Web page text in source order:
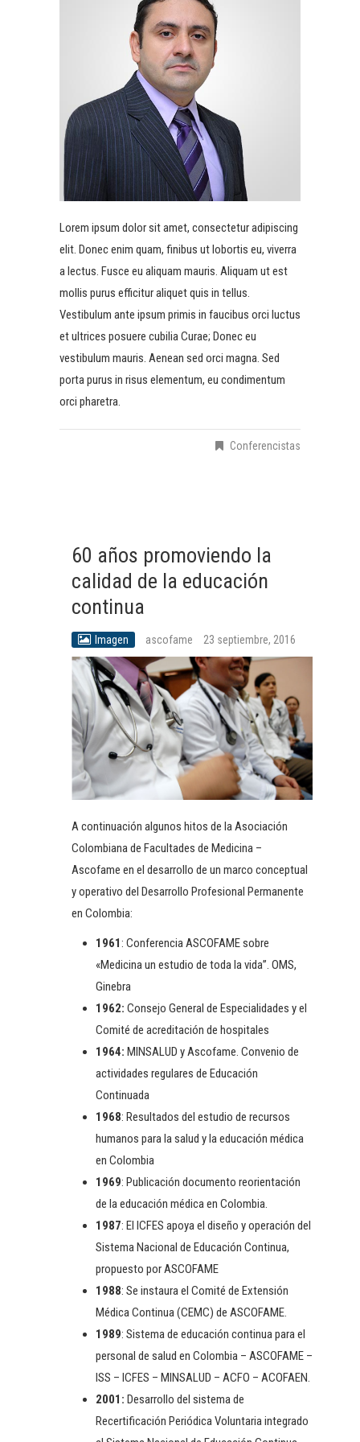
Lorem ipsum dolor sit amet, consectetur adipiscing
elit. Donec enim quam, finibus ut lobortis eu, viverra
a lectus. Fusce eu aliquam mauris. Aliquam ut est
mollis purus efficitur aliquet quis in tellus.
Vestibulum ante ipsum primis in faucibus orci luctus
et ultrices posuere cubilia Curae; Donec eu
vestibulum mauris. Aenean sed orci magna. Sed
porta purus in risus elementum, eu condimentum
orci pharetra.
Conferencistas
60 años promoviendo la
calidad de la educación
continua
Imagen ascofame 23 septiembre, 2016
A continuación algunos hitos de la Asociación
Colombiana de Facultades de Medicina –
Ascofame en el desarrollo de un marco conceptual
y operativo del Desarrollo Profesional Permanente
en Colombia:
1961: Conferencia ASCOFAME sobre
«Medicina un estudio de toda la vida”. OMS,
Ginebra
1962: Consejo General de Especialidades y el
Comité de acreditación de hospitales
1964: MINSALUD y Ascofame. Convenio de
actividades regulares de Educación
Continuada
1968: Resultados del estudio de recursos
humanos para la salud y la educación médica
en Colombia
1969: Publicación documento reorientación
de la educación médica en Colombia.
1987: El ICFES apoya el diseño y operación del
Sistema Nacional de Educación Continua,
propuesto por ASCOFAME
1988: Se instaura el Comité de Extensión
Médica Continua (CEMC) de ASCOFAME.
1989: Sistema de educación continua para el
personal de salud en Colombia – ASCOFAME –
ISS – ICFES – MINSALUD – ACFO – ACOFAEN.
2001: Desarrollo del sistema de
Recertificación Periódica Voluntaria integrado